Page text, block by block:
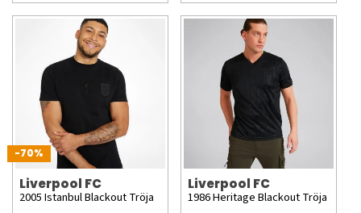
-70%
Liverpool FC
2005 Istanbul Blackout Tröja
Liverpool FC
1986 Heritage Blackout Tröja